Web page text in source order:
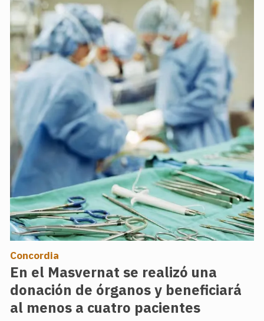
En el Masvernat se realizó una
donación de órganos y beneficiará
al menos a cuatro pacientes
Concordia